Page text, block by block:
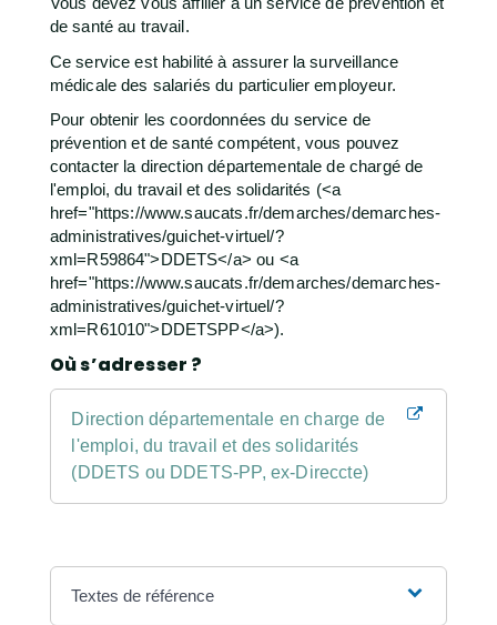
de santé au travail.
Ce service est habilité à assurer la surveillance
médicale des salariés du particulier employeur.
Pour obtenir les coordonnées du service de
prévention et de santé compétent, vous pouvez
contacter la direction départementale de chargé de
l'emploi, du travail et des solidarités (<a
href="https://www.saucats.fr/demarches/demarches-
administratives/guichet-virtuel/?
xml=R59864">DDETS</a> ou <a
href="https://www.saucats.fr/demarches/demarches-
administratives/guichet-virtuel/?
xml=R61010">DDETSPP</a>).
Où s’adresser ?
Direction départementale en charge de
l'emploi, du travail et des solidarités
(DDETS ou DDETS-PP, ex-Direccte)
Textes de référence